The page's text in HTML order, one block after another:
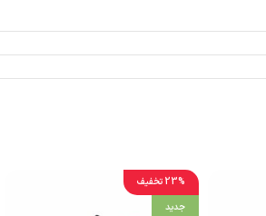
23% تخفیف
جدید